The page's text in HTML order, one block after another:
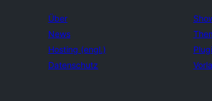
Über
News
Hosting (engl.)
Datenschutz